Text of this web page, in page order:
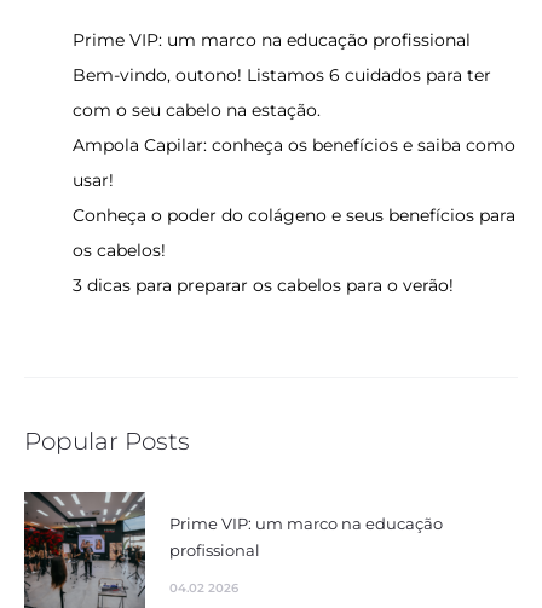
Prime VIP: um marco na educação profissional
Bem-vindo, outono! Listamos 6 cuidados para ter
com o seu cabelo na estação.
Ampola Capilar: conheça os benefícios e saiba como
usar!
Conheça o poder do colágeno e seus benefícios para
os cabelos!
3 dicas para preparar os cabelos para o verão!
Popular Posts
Prime VIP: um marco na educação
profissional
04.02 2026